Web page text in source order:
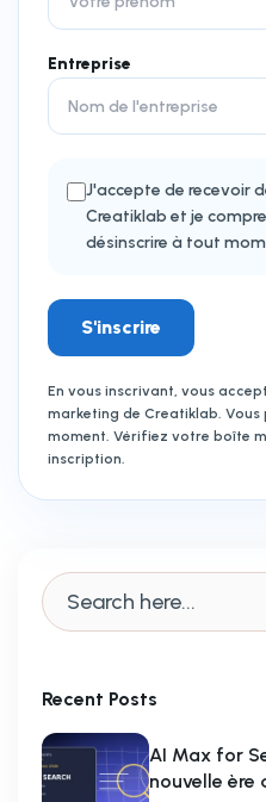
Entreprise
J'accepte de recevoir
Creatiklab et je
désinscrire à tout
S'inscrire
En vous inscrivant, vous
marketing de Creatiklab.
moment. Vérifiez votre boîte
inscription.
Recent Posts
AI Max for
nouvelle ère